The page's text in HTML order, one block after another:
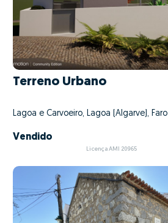
Terreno Urbano
Lagoa e Carvoeiro, Lagoa (Algarve), Faro
Vendido
Licença AMI 20965